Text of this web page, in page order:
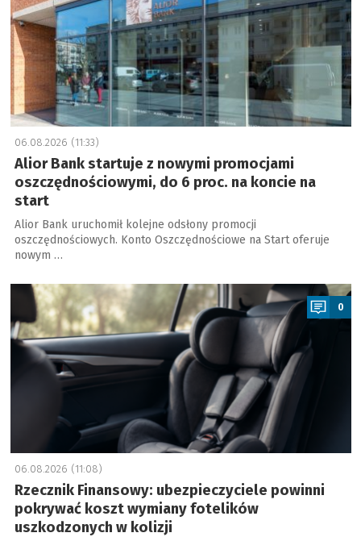
06.08.2026 (11:33)
Alior Bank startuje z nowymi promocjami
oszczędnościowymi, do 6 proc. na koncie na
start
Alior Bank uruchomił kolejne odsłony promocji
oszczędnościowych. Konto Oszczędnościowe na Start oferuje
nowym …
a
0
06.08.2026 (11:08)
Rzecznik Finansowy: ubezpieczyciele powinni
pokrywać koszt wymiany fotelików
uszkodzonych w kolizji